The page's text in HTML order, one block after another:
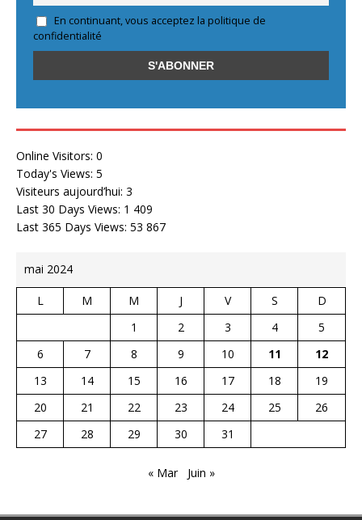
En continuant, vous acceptez la politique de
confidentialité
Online Visitors: 0
Today's Views: 5
Visiteurs aujourd’hui: 3
Last 30 Days Views: 1 409
Last 365 Days Views: 53 867
mai 2024
L M M J V S
D
1
2 3 4
5
6
7 8 9 10 11
12
13
14 15 16 17 18
19
20
21 22 23 24 25
26
27
28 29 30 31
« Mar Juin »